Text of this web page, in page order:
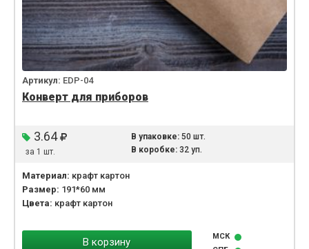
Артикул: EDP-04
Конверт для приборов
3.64
за 1 шт.
В упаковке:50 шт.
В коробке:32 уп.
Материал: крафт картон
Размер: 191*60 мм
Цвета: крафт картон
В корзину
МСК